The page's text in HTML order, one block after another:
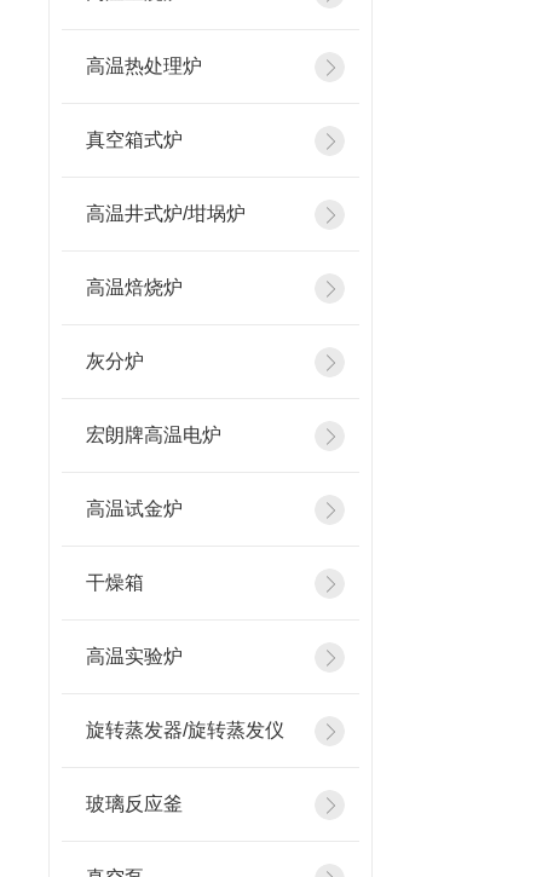
高温热处理炉
真空箱式炉
高温井式炉/坩埚炉
高温焙烧炉
灰分炉
宏朗牌高温电炉
高温试金炉
干燥箱
高温实验炉
旋转蒸发器/旋转蒸发仪
玻璃反应釜